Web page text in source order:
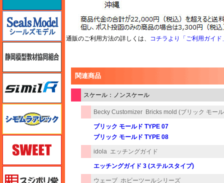
通販のご利用方法の詳しくは、 コチラより「ご利用ガイド
関連商品
スケール：ノンスケール
Becky Customizer Bricks mold (ブリック モー
ブリック モールド TYPE 07
ブリック モールド TYPE 08
idola エッチングガイド
エッチングガイド 3 (ステルスタイプ)
ウェーブ ホビーツールシリーズ
シールズモデル
シミラー（similR）
シモムラアレック
スイート（SWEET）